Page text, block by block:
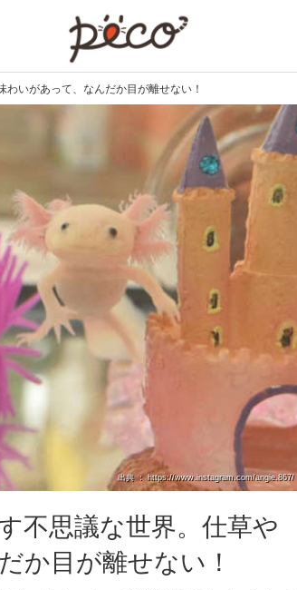
いがあって、なんだか目が離せない！
出典 ： https://www.instagram.com/angie.867/
不思議な世界。仕草や
か目が離せない！